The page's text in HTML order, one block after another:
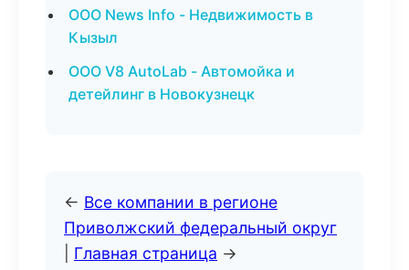
ООО News Info - Недвижимость в
Кызыл
ООО V8 AutoLab - Автомойка и
детейлинг в Новокузнецк
← Все компании в регионе
Приволжский федеральный округ
Главная страница →